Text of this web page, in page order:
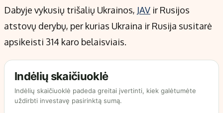
Dabyje vykusių trišalių Ukrainos, JAV ir Rusijos
atstovų derybų, per kurias Ukraina ir Rusija susitarė
apsikeisti 314 karo belaisviais.